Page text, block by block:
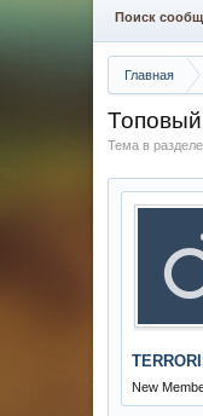
Главная
Тема в
New
Поиск